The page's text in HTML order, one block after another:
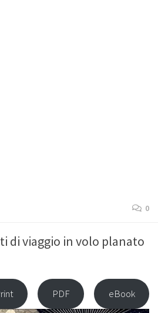
0
di viaggio in volo planato
PDF eBook